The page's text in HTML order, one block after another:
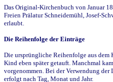
Das Original-Kirchenbuch von Januar
Freien Prälatur Schneidemühl, Josef-
erlaubt.
Die Reihenfolge der Einträge
Die ursprüngliche Reihenfolge aus dem
Kind eben später getauft. Manchmal
vorgenommen. Bei der Verwendung
erfolgt nach Tag, Monat und Jahr.